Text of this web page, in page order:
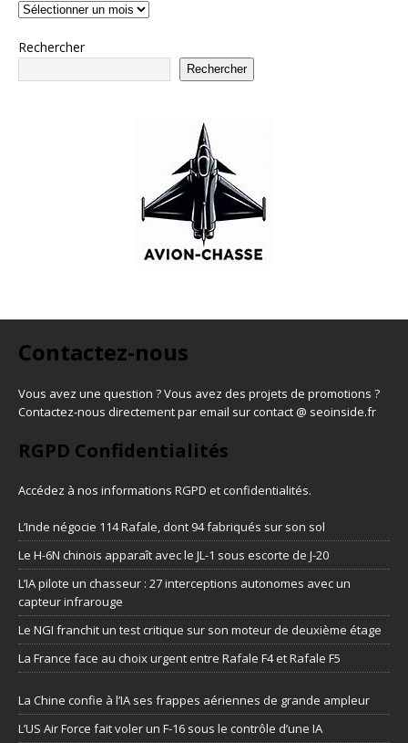
Rechercher
Rechercher
Contactez-nous
Vous avez une question ? Vous avez des projets de promotions ?
Contactez-nous directement par email sur contact @ seoinside.fr
RGPD Confidentialités
Accédez à nos informations RGPD et confidentialités.
L’Inde négocie 114 Rafale, dont 94 fabriqués sur son sol
Le H-6N chinois apparaît avec le JL-1 sous escorte de J-20
L’IA pilote un chasseur : 27 interceptions autonomes avec un
capteur infrarouge
Le NGI franchit un test critique sur son moteur de deuxième étage
La France face au choix urgent entre Rafale F4 et Rafale F5
La Chine confie à l’IA ses frappes aériennes de grande ampleur
L’US Air Force fait voler un F-16 sous le contrôle d’une IA